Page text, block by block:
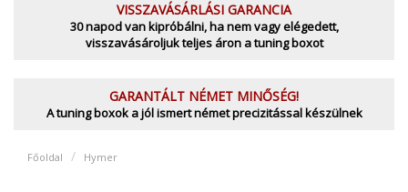
VISSZAVÁSÁRLÁSI GARANCIA
30 napod van kipróbálni, ha nem vagy elégedett,
visszavásároljuk teljes áron a tuning boxot
GARANTÁLT NÉMET MINŐSÉG!
A tuning boxok a jól ismert német precizitással készülnek
Főoldal Hymer